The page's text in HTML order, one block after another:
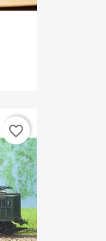
favorite_border